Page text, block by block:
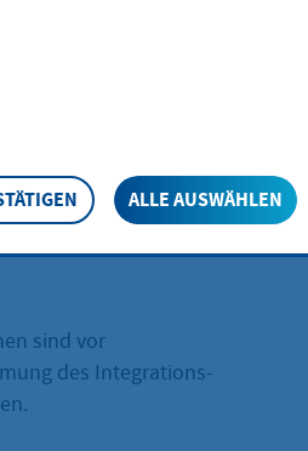
behinderte Person
oder
sind vor
des Integrations-
ALLE AUSWÄHLEN